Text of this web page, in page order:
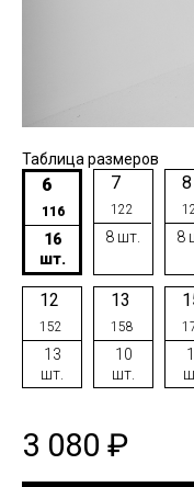
Таблица размеров
6
116
16
шт.
7
122
8 шт.
8
8
12
152
13
шт.
13
158
10
шт.
3 080 ₽